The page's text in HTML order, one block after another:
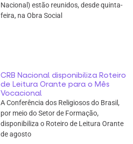
Nacional) estão reunidos, desde quinta-
feira, na Obra Social
CRB Nacional disponibiliza Roteiro
de Leitura Orante para o Mês
Vocacional
A Conferência dos Religiosos do Brasil,
por meio do Setor de Formação,
disponibiliza o Roteiro de Leitura Orante
de agosto